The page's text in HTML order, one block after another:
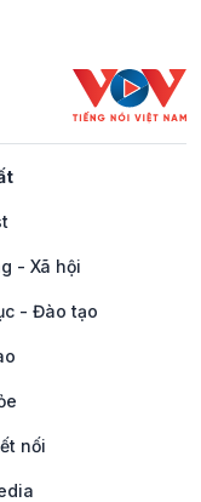
- Xã hội
- Đào tạo
nối